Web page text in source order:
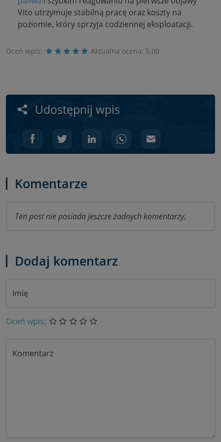
Vito utrzymuje stabilną pracę oraz koszty na
poziomie, który sprzyja codziennej eksploatacji.
Oceń wpis: Aktualna ocena: 5.00
Udostępnij wpis
Komentarze
Ten post nie posiada jeszcze żadnych komentarzy.
Dodaj komentarz
Imię
Oceń wpis:
Komentarz